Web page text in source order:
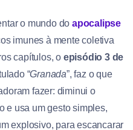
o mundo doapocalipse
imunes à mente coletiva
capítulos, o episódio 3 de
“Granada”, faz o que
fazer: diminui o
e usa um gesto simples,
explosivo, para escancarar